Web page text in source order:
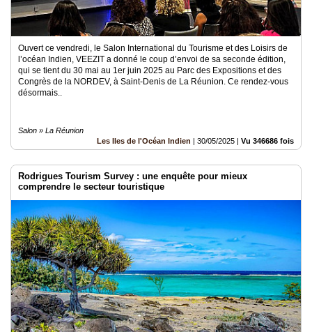
Ouvert ce vendredi, le Salon International du Tourisme et des Loisirs de
l’océan Indien, VEEZIT a donné le coup d’envoi de sa seconde édition,
qui se tient du 30 mai au 1er juin 2025 au Parc des Expositions et des
Congrès de la NORDEV, à Saint-Denis de La Réunion. Ce rendez-vous
désormais..
Salon » La Réunion
Les Iles de l'Océan Indien | 30/05/2025 | Vu 346686 fois
Rodrigues Tourism Survey : une enquête pour mieux
comprendre le secteur touristique